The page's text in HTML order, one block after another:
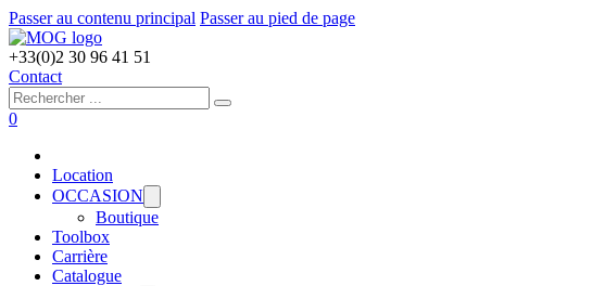
Passer au contenu principal Passer au pied de page
+33(0)2 30 96 41 51
Contact
Rechercher
0
Location
OCCASION
Boutique
Toolbox
Carrière
Catalogue